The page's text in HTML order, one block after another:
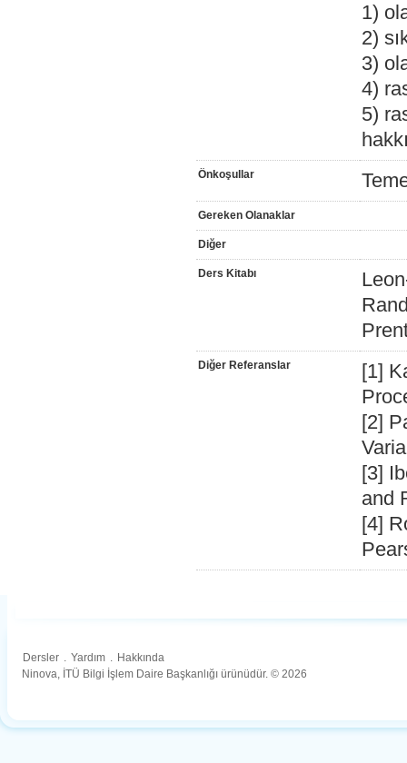
1)
2)
3)
4)
5)
Önkoşullar
Gereken Olanaklar
Diğer
Ders Kitabı
Diğer Referanslar
[1]
[2]
[3]
and
[4]
Dersler . Yardım . Hakkında
Ninova, İTÜ Bilgi İşlem Daire Başkanlığı ürünüdür. © 2026